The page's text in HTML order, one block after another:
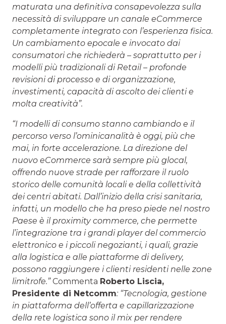
maturata una definitiva consapevolezza sulla
necessità di sviluppare un canale eCommerce
completamente integrato con l’esperienza fisica.
Un cambiamento epocale e invocato dai
consumatori che richiederà – soprattutto per i
modelli più tradizionali di Retail – profonde
revisioni di processo e di organizzazione,
investimenti, capacità di ascolto dei clienti e
molta creatività”.
“I modelli di consumo stanno cambiando e il
percorso verso l’ominicanalità è oggi, più che
mai, in forte accelerazione. La direzione del
nuovo eCommerce sarà sempre più glocal,
offrendo nuove strade per rafforzare il ruolo
storico delle comunità locali e della collettività
dei centri abitati. Dall’inizio della crisi sanitaria,
infatti, un modello che ha preso piede nel nostro
Paese è il proximity commerce, che permette
l’integrazione tra i grandi player del commercio
elettronico e i piccoli negozianti, i quali, grazie
alla logistica e alle piattaforme di delivery,
possono raggiungere i clienti residenti nelle zone
limitrofe.”Commenta Roberto Liscia,
Presidente di Netcomm: “Tecnologia, gestione
in piattaforma dell’offerta e capillarizzazione
della rete logistica sono il mix per rendere